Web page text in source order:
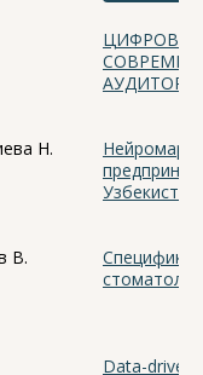
ЦИФРОВОЙ
Н.
Узбекистан
В.
Специфика
Data-driven